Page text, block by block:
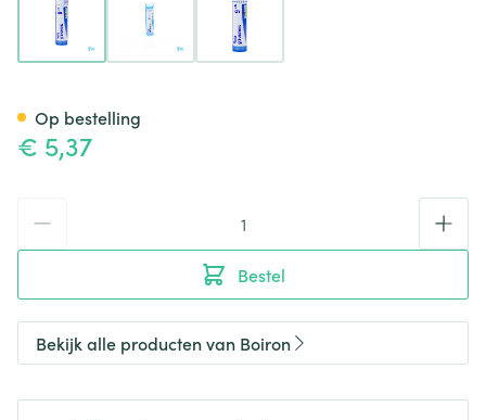
€ 5,37
Bestel
Op bestelling
Bekijk alle producten van Boiron